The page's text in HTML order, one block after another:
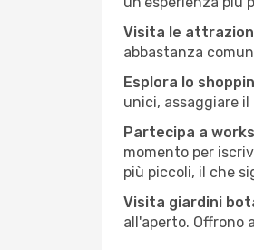
Visita le
abbastanza
Esplora lo
unici, assaggiare
Partecipa a
momento per
più piccoli, il che
Visita giardini
all'aperto. Offrono